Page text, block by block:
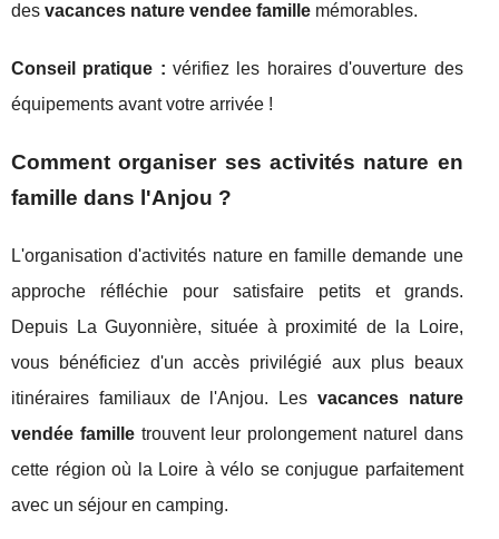
des vacances nature vendee famille mémorables.
Conseil pratique : vérifiez les horaires d'ouverture des
équipements avant votre arrivée !
Comment organiser ses activités nature en
famille dans l'Anjou ?
L'organisation d'activités nature en famille demande une
approche réfléchie pour satisfaire petits et grands.
Depuis La Guyonnière, située à proximité de la Loire,
vous bénéficiez d'un accès privilégié aux plus beaux
itinéraires familiaux de l'Anjou. Les vacances nature
vendée familletrouvent leur prolongement naturel dans
cette région où la Loire à vélo se conjugue parfaitement
avec un séjour en camping.